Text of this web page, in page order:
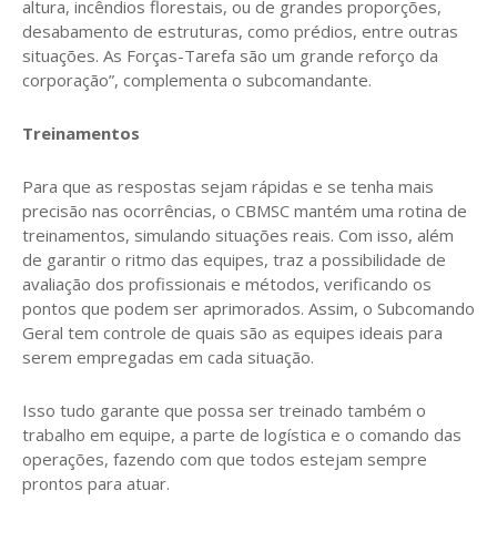
altura, incêndios florestais, ou de grandes proporções,
desabamento de estruturas, como prédios, entre outras
situações. As Forças-Tarefa são um grande reforço da
corporação”, complementa o subcomandante.
Treinamentos
Para que as respostas sejam rápidas e se tenha mais
precisão nas ocorrências, o CBMSC mantém uma rotina de
treinamentos, simulando situações reais. Com isso, além
de garantir o ritmo das equipes, traz a possibilidade de
avaliação dos profissionais e métodos, verificando os
pontos que podem ser aprimorados. Assim, o Subcomando
Geral tem controle de quais são as equipes ideais para
serem empregadas em cada situação.
Isso tudo garante que possa ser treinado também o
trabalho em equipe, a parte de logística e o comando das
operações, fazendo com que todos estejam sempre
prontos para atuar.